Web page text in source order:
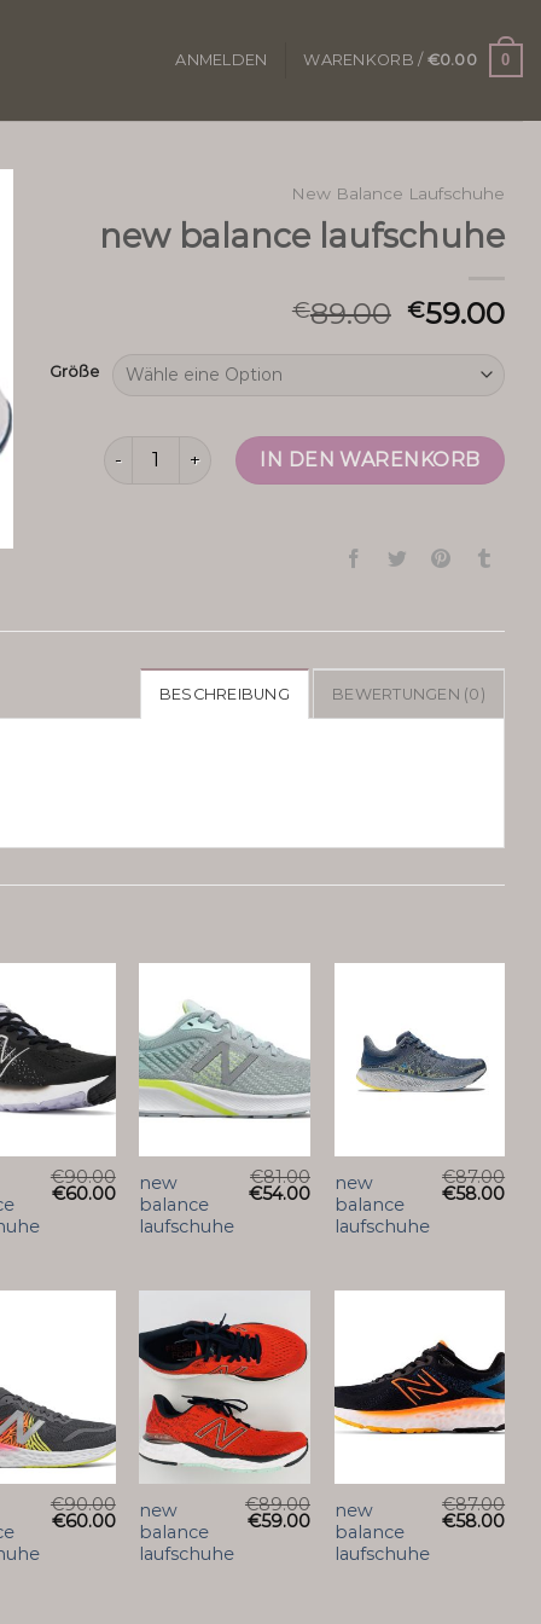
ANMELDEN WARENKORB / €0.00 0
New Balance Laufschuhe
new balance laufschuhe
€89.00 €59.00
Größe
new balance laufschuhe Menge
IN DEN WARENKORB
BESCHREIBUNG BEWERTUNGEN (0)
€90.00
€60.00
new
balance
laufschuhe
€81.00
€54.00
new
balance
laufschuhe
€87.00
€58.00
€90.00
€60.00
new
balance
laufschuhe
€89.00
€59.00
new
balance
laufschuhe
€87.00
€58.00